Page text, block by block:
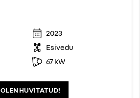
2023
Esivedu
67 kW
OLEN HUVITATUD!